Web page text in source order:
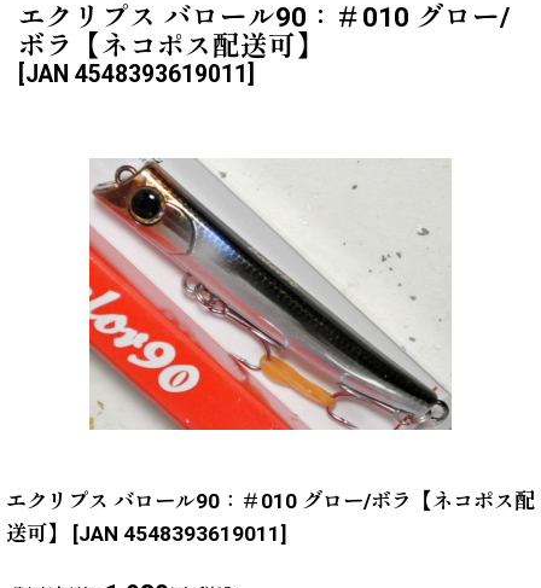
エクリプス バロール90：＃010 グロー/
ボラ【ネコポス配送可】
JAN 4548393619011
エクリプス バロール90：＃010 グロー/ボラ【ネコポス配
送可】
[JAN 4548393619011]